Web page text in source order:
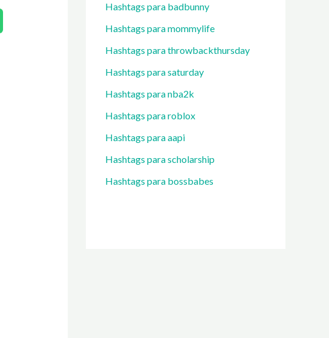
Hashtags para badbunny
Hashtags para mommylife
Hashtags para throwbackthursday
Hashtags para saturday
Hashtags para nba2k
Hashtags para roblox
Hashtags para aapi
Hashtags para scholarship
Hashtags para bossbabes